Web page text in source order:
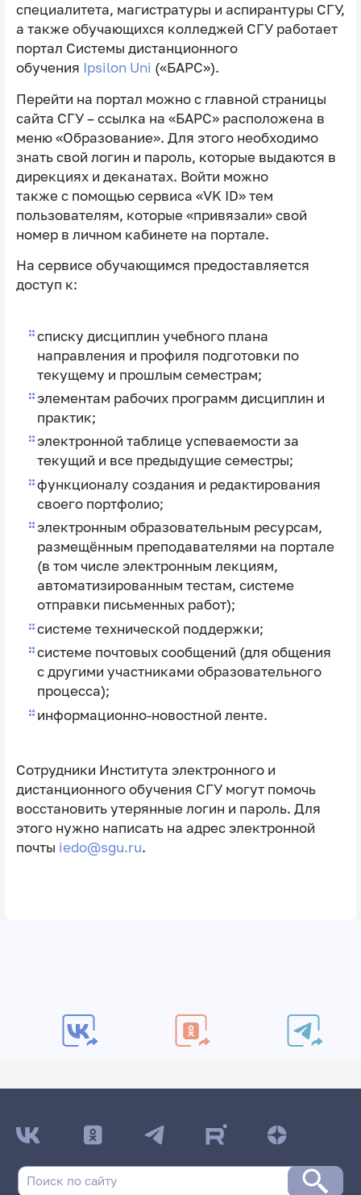
специалитета, магистратуры и аспирантуры СГУ,
а также обучающихся колледжей СГУ работает
портал Системы дистанционного
обучения Ipsilon Uni («БАРС»).
Перейти на портал можно с главной страницы
сайта СГУ – ссылка на «БАРС» расположена в
меню «Образование». Для этого необходимо
знать свой логин и пароль, которые выдаются в
дирекциях и деканатах. Войти можно
также c помощью сервиса «VK ID» тем
пользователям, которые «привязали» свой
номер в личном кабинете на портале.
На сервисе обучающимся предоставляется
доступ к:
списку дисциплин учебного плана
направления и профиля подготовки по
текущему и прошлым семестрам;
элементам рабочих программ дисциплин и
практик;
электронной таблице успеваемости за
текущий и все предыдущие семестры;
функционалу создания и редактирования
своего портфолио;
электронным образовательным ресурсам,
размещённым преподавателями на портале
(в том числе электронным лекциям,
автоматизированным тестам, системе
отправки письменных работ);
системе технической поддержки;
системе почтовых сообщений (для общения
с другими участниками образовательного
процесса);
информационно-новостной ленте.
Сотрудники Института электронного и
дистанционного обучения СГУ могут помочь
восстановить утерянные логин и пароль. Для
этого нужно написать на адрес электронной
почты iedo@sgu.ru.